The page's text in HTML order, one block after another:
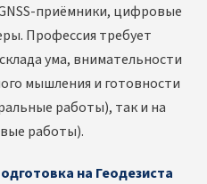
приёмники, цифровые
Профессия требует
ума, внимательности
мышления и готовности
работы), так и на
работы).
на Геодезиста